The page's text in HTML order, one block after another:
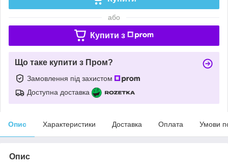
або
Купити з
Що таке купити з Пром?
Замовлення під захистом
Доступна доставка
Опис Характеристики Доставка Оплата Умови
Опис